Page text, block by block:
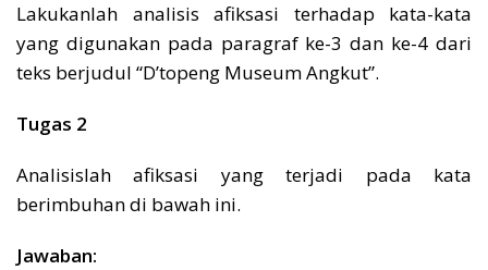
Lakukanlah analisis afiksasi terhadap kata-kata
yang digunakan pada paragraf ke-3 dan ke-4 dari
teks berjudul “D’topeng Museum Angkut”.
Tugas 2
Analisislah afiksasi yang terjadi pada kata
berimbuhan di bawah ini.
Jawaban: